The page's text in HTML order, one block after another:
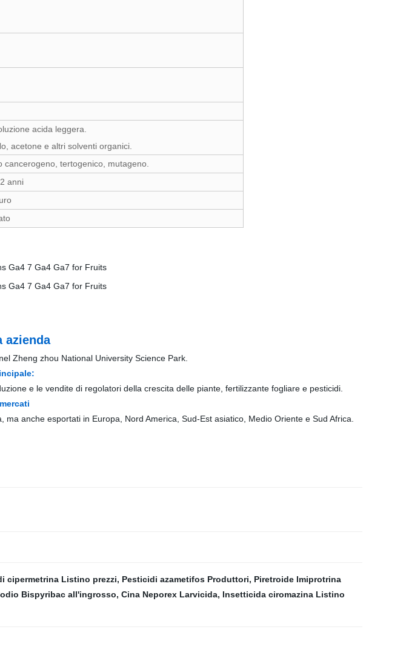
acida leggera.
acetone e altri solventi organici.
tertogenico, mutageno.
anni
azienda
Zheng zhou National University Science Park.
e le vendite di regolatori della crescita delle piante, fertilizzante fogliare e pesticidi.
ma anche esportati in Europa, Nord America , Sud-Est asiatico, Medio Oriente e Sud Africa.
cipermetrina Listino prezzi, Pesticidi azametifos Produttori, Piretroide Imiprotrina
Bispyribac all'ingrosso, Cina Neporex Larvicida, Insetticida ciromazina Listino